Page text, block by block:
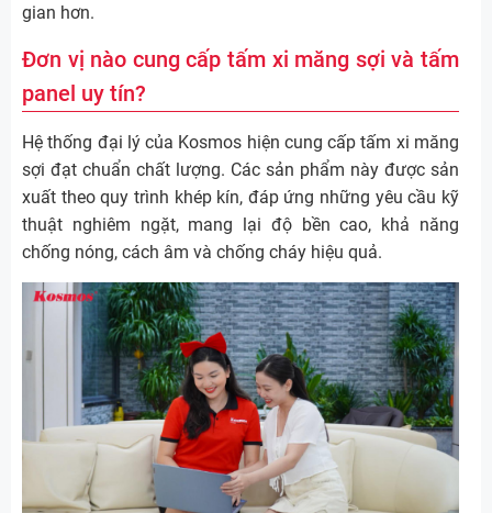
gian hơn.
Đơn vị nào cung cấp tấm xi măng sợi và tấm
panel uy tín?
Hệ thống đại lý của Kosmos hiện cung cấp tấm xi măng
sợi đạt chuẩn chất lượng. Các sản phẩm này được sản
xuất theo quy trình khép kín, đáp ứng những yêu cầu kỹ
thuật nghiêm ngặt, mang lại độ bền cao, khả năng
chống nóng, cách âm và chống cháy hiệu quả.